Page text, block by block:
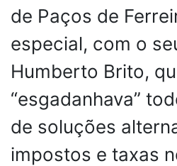
de Paços de
especial, com o
Humberto Brito,
“esgadanhava”
de soluções
impostos e taxas